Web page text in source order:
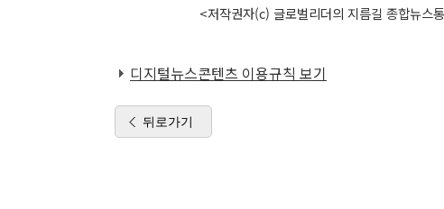
<저작권자(c) 글로벌리더의 지름길 종합뉴
디지털뉴스콘텐츠 이용규칙 보기
뒤로가기